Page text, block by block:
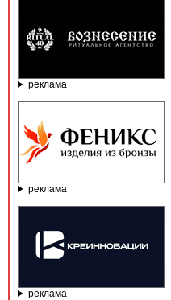
реклама
реклама
реклама